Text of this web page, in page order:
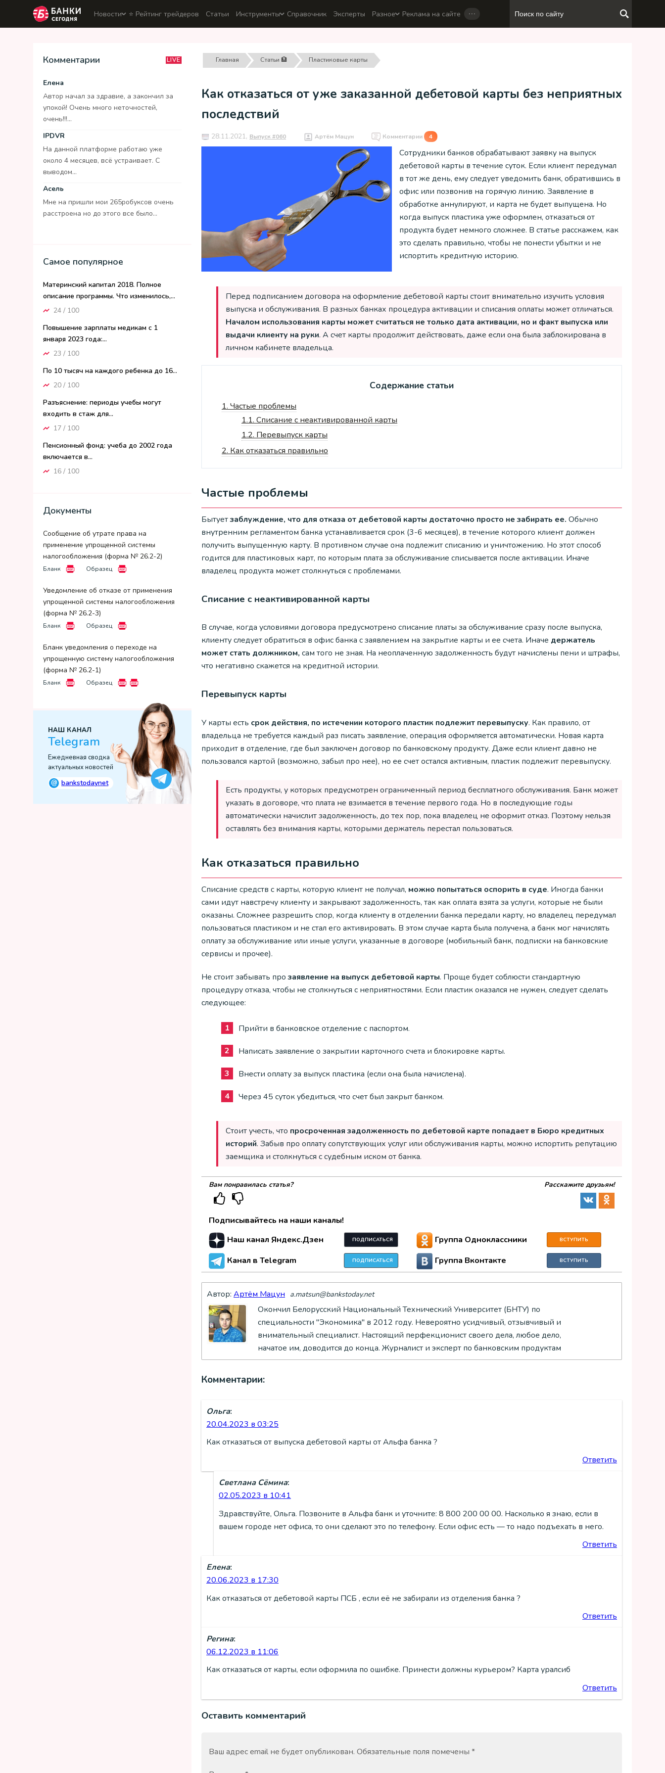
Новости ⭐️ Рейтинг трейдеров Статьи Инструменты Справочник Эксперты Разное Реклама на сайте …
Комментарии LIVE
Елена
Автор начал за здравие, а закончил за
упокой! Очень много неточностей,
очень!!!...
IPDVR
На данной платформе работаю уже
около 4 месяцев, всё устраивает. С
выводом...
Асель
Мне на пришли мои 265робуксов очень
расстроена но до этого все было...
Самое популярное
Материнский капитал 2018. Полное
описание программы. Что изменилось,...
24 / 100
Повышение зарплаты медикам с 1
января 2023 года:...
23 / 100
По 10 тысяч на каждого ребенка до 16...
20 / 100
Разъяснение: периоды учебы могут
входить в стаж для...
17 / 100
Пенсионный фонд: учеба до 2002 года
включается в...
16 / 100
Документы
Сообщение об утрате права на
применение упрощенной системы
налогообложения (форма № 26.2-2)
Бланк Образец
Уведомление об отказе от применения
упрощенной системы налогообложения
(форма № 26.2-3)
Бланк Образец
Бланк уведомления о переходе на
упрощенную систему налогообложения
(форма № 26.2-1)
Бланк Образец
НАШ КАНАЛ
Telegram
Ежедневная сводка
актуальных новостей
@ bankstodaynet
Главная Статьи 🏦 Пластиковые карты
Как отказаться от уже заказанной дебетовой карты без неприятных
последствий
28.11.2021, Выпуск #060 Артём Мацун Комментарии 4
Сотрудники банков обрабатывают заявку на выпуск
дебетовой карты в течение суток. Если клиент передумал
в тот же день, ему следует уведомить банк, обратившись в
офис или позвонив на горячую линию. Заявление в
обработке аннулируют, и карта не будет выпущена. Но
когда выпуск пластика уже оформлен, отказаться от
продукта будет немного сложнее. В статье расскажем, как
это сделать правильно, чтобы не понести убытки и не
испортить кредитную историю.
Перед подписанием договора на оформление дебетовой карты стоит внимательно изучить условия
выпуска и обслуживания. В разных банках процедура активации и списания оплаты может отличаться.
Началом использования карты может считаться не только дата активации, но и факт выпуска или
выдачи клиенту на руки. А счет карты продолжит действовать, даже если она была заблокирована в
личном кабинете владельца.
Содержание статьи
1. Частые проблемы
1.1. Списание с неактивированной карты
1.2. Перевыпуск карты
2. Как отказаться правильно
Частые проблемы
Бытуетзаблуждение, что для отказа от дебетовой карты достаточно просто не забирать ее. Обычно
внутренним регламентом банка устанавливается срок (3-6 месяцев), в течение которого клиент должен
получить выпущенную карту. В противном случае она подлежит списанию и уничтожению. Но этот способ
годится для пластиковых карт, по которым плата за обслуживание списывается после активации. Иначе
владелец продукта может столкнуться с проблемами.
Списание с неактивированной карты
В случае, когда условиями договора предусмотрено списание платы за обслуживание сразу после выпуска,
клиенту следует обратиться в офис банка с заявлением на закрытие карты и ее счета. Иначе держатель
может стать должником, сам того не зная. На неоплаченную задолженность будут начислены пени и штрафы,
что негативно скажется на кредитной истории.
Перевыпуск карты
У карты есть срок действия, по истечении которого пластик подлежит перевыпуску. Как правило, от
владельца не требуется каждый раз писать заявление, операция оформляется автоматически. Новая карта
приходит в отделение, где был заключен договор по банковскому продукту. Даже если клиент давно не
пользовался картой (возможно, забыл про нее), но ее счет остался активным, пластик подлежит перевыпуску.
Есть продукты, у которых предусмотрен ограниченный период бесплатного обслуживания. Банк может
указать в договоре, что плата не взимается в течение первого года. Но в последующие годы
автоматически начислит задолженность, до тех пор, пока владелец не оформит отказ. Поэтому нельзя
оставлять без внимания карты, которыми держатель перестал пользоваться.
Как отказаться правильно
Списание средств с карты, которую клиент не получал, можно попытаться оспорить в суде. Иногда банки
сами идут навстречу клиенту и закрывают задолженность, так как оплата взята за услуги, которые не были
оказаны. Сложнее разрешить спор, когда клиенту в отделении банка передали карту, но владелец передумал
пользоваться пластиком и не стал его активировать. В этом случае карта была получена, а банк мог начислять
оплату за обслуживание или иные услуги, указанные в договоре (мобильный банк, подписки на банковские
сервисы и прочее).
Не стоит забывать прозаявление на выпуск дебетовой карты. Проще будет соблюсти стандартную
процедуру отказа, чтобы не столкнуться с неприятностями. Если пластик оказался не нужен, следует сделать
следующее:
Прийти в банковское отделение с паспортом.
Написать заявление о закрытии карточного счета и блокировке карты.
Внести оплату за выпуск пластика (если она была начислена).
Через 45 суток убедиться, что счет был закрыт банком.
Стоит учесть, что просроченная задолженность по дебетовой карте попадает в Бюро кредитных
историй. Забыв про оплату сопутствующих услуг или обслуживания карты, можно испортить репутацию
заемщика и столкнуться с судебным иском от банка.
Вам понравилась статья? Расскажите друзьям!
Подписывайтесь на наши каналы!
Наш канал Яндекс.Дзен
ПОДПИСАТЬСЯ
Канал в Telegram ПОДПИСАТЬСЯ
Группа Одноклассники ВСТУПИТЬ
Группа Вконтакте ВСТУПИТЬ
Автор: Артём Мацун a.matsun@bankstoday.net
Окончил Белорусский Национальный Технический Университет (БНТУ) по
специальности "Экономика" в 2012 году. Невероятно усидчивый, отзывчивый и
внимательный специалист. Настоящий перфекционист своего дела, любое дело,
начатое им, доводится до конца. Журналист и эксперт по банковским продуктам
Комментарии:
Ольга:
20.04.2023 в 03:25
Как отказаться от выпуска дебетовой карты от Альфа банка ?
Ответить
Светлана Сёмина:
02.05.2023 в 10:41
Здравствуйте, Ольга. Позвоните в Альфа банк и уточните: 8 800 200 00 00. Насколько я знаю, если в
вашем городе нет офиса, то они сделают это по телефону. Если офис есть — то надо подъехать в него.
Ответить
Елена:
20.06.2023 в 17:30
Как отказаться от дебетовой карты ПСБ , если её не забирали из отделения банка ?
Ответить
Регина:
06.12.2023 в 11:06
Как отказаться от карты, если оформила по ошибке. Принести должны курьером? Карта уралсиб
Ответить
Оставить комментарий
Ваш адрес email не будет опубликован. Обязательные поля помечены *